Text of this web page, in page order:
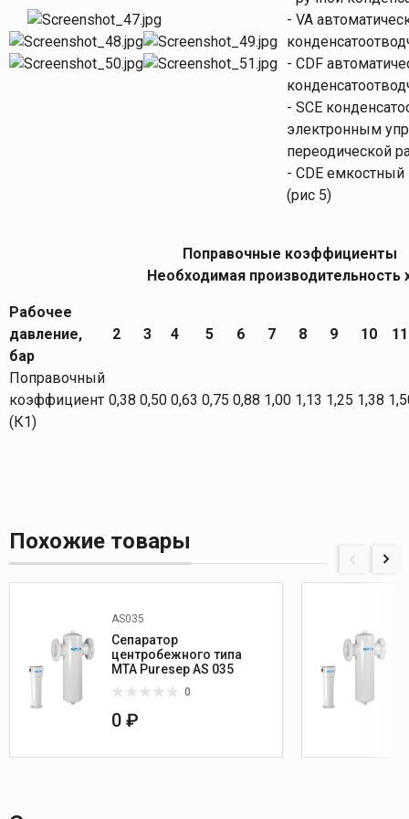
- VA
- CDF
- SCE
электронным
переодической
- CDE емкостный
(рис 5)
Поправочные коэффициенты
Необходимая производительность
Рабочее
давление,
бар
2 3 4 5 6 7 8 9 10 11
Поправочный
коэффициент
(К1)
0,38 0,50 0,63 0,75 0,88 1,00 1,13 1,25 1,38
Похожие товары
AS035
Сепаратор
центробежного типа
МТА Puresep AS 035
0
0 ₽